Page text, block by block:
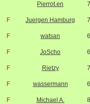
Pierrot.en
F Juergen Hamburg
F watsan
F JoScho
F Rietzy
F wassermann
F Michael A.